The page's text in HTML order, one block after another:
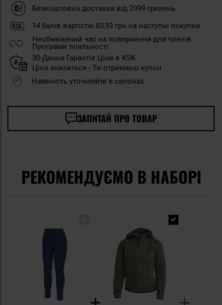
Безкоштовна доставка від 2999 гривень
14 балів вартістю 83,93 грн на наступні покупки
Необмежений час на повернення для членів
Програми лояльності
30-Денна Гарантія Ціни в KSK
Ціна знизиться - Ти отримаєш купон
Наявність уточнюйте в салонах
ЗАПИТАЙ ПРО ТОВАР
РЕКОМЕНДУЄМО В НАБОРІ